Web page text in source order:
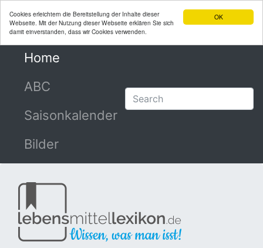
OK
Cookies erleichtern die Bereitstellung der Inhalte dieser
Webseite. Mit der Nutzung dieser Webseite erklären Sie sich
damit einverstanden, dass wir Cookies verwenden.
Home
ABC
Saisonkalender
Bilder